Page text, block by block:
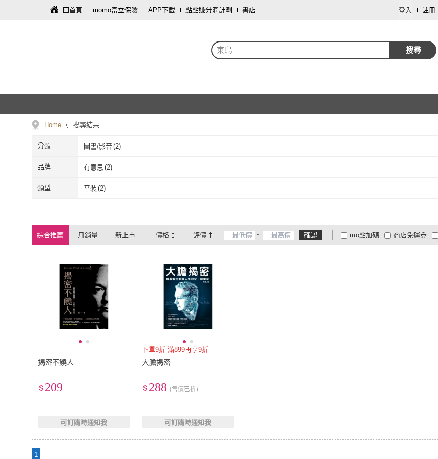
回首頁 momo富立保險 APP下載 點點賺分潤計劃 書店 登入 註冊
東鳥 搜尋
Home 搜尋結果
分類 圖書/影音(2)
品牌 有意思 (2)
有意思
類型 平裝(2)
綜合推薦 月銷量 新上市 價格 評價 ~ 確認 mo點加碼
大家電安心配
大家電快配
商店免運券
揭密不饒人
209
可訂購時通知我
下單9折 滿899再享9折
大膽揭密
288 (售價已折)
可訂購時通知我
1